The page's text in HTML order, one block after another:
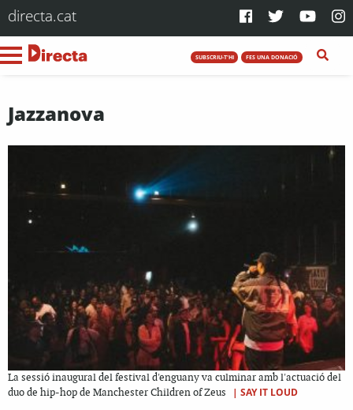
directa.cat
SUBSCRIU-T'HI FES UNA DONACIÓ
Jazzanova
La sessió inaugural del festival d'enguany va culminar amb l'actuació del
duo de hip-hop de Manchester Children of Zeus
| SAY IT LOUD